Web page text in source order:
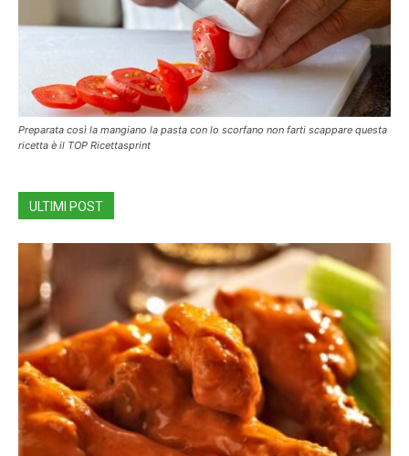
Preparata così la mangiano la pasta con lo scorfano non farti scappare questa
ricetta è il TOP Ricettasprint
ULTIMI POST